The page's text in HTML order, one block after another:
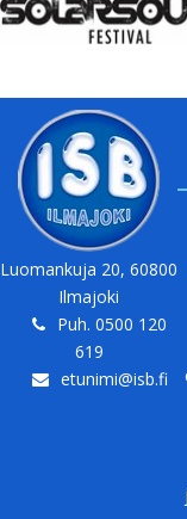
Luomankuja 20, 60800
Ilmajoki
Puh. 0500 120
619
etunimi@isb.fi